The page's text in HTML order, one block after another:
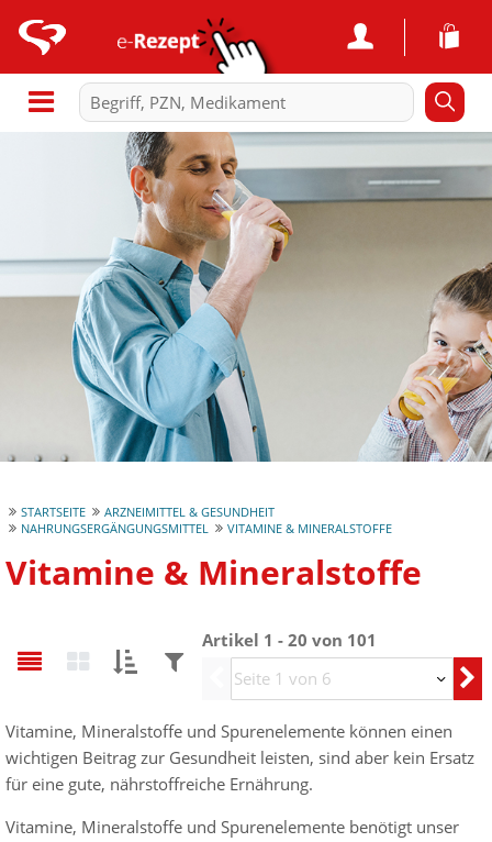
STARTSEITE
ARZNEIMITTEL & GESUNDHEIT
NAHRUNGSERGÄNGUNGSMITTEL
VITAMINE & MINERALSTOFFE
Vitamine & Mineralstoffe
Artikel 1 - 20 von 101
Vorherige
Vitamine, Mineralstoffe und Spurenelemente können einen
wichtigen Beitrag zur Gesundheit leisten, sind aber kein Ersatz
für eine gute, nährstoffreiche Ernährung.
Vitamine, Mineralstoffe und Spurenelemente benötigt unser